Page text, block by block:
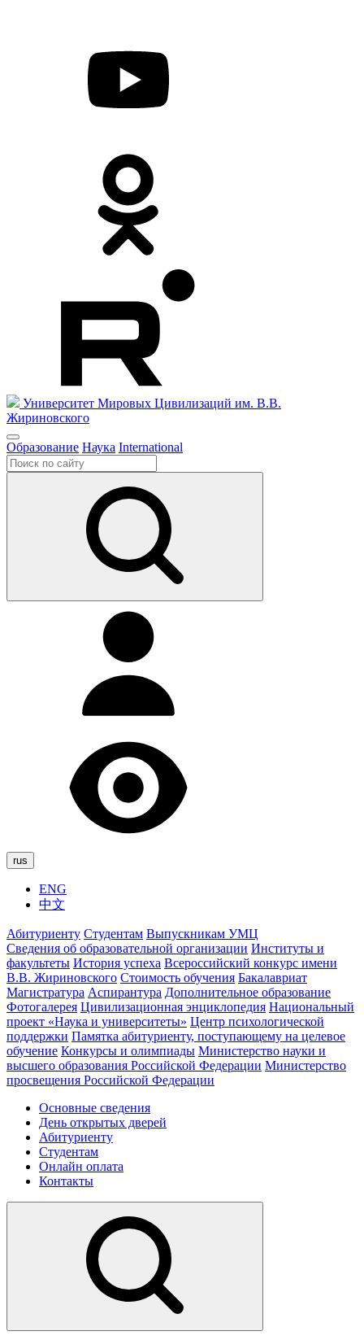
Университет Мировых Цивилизаций им. В.В.
Жириновского
Образование Наука International
rus
ENG
中文
Абитуриенту Студентам Выпускникам УМЦ
Сведения об образовательной организации Институты и
факультеты История успеха Всероссийский конкурс имени
В.В. Жириновского Стоимость обучения Бакалавриат
Магистратура Аспирантура Дополнительное образование
Фотогалерея Цивилизационная энциклопедия Национальный
проект «Наука и университеты» Центр психологической
поддержки Памятка абитуриенту, поступающему на целевое
обучение Конкурсы и олимпиады Министерство науки и
высшего образования Российской Федерации Министерство
просвещения Российской Федерации
Основные сведения
День открытых дверей
Абитуриенту
Студентам
Онлайн оплата
Контакты